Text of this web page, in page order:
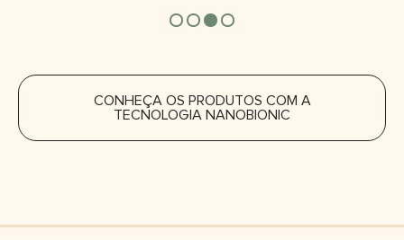
CONHEÇA OS PRODUTOS COM A
TECNOLOGIA NANOBIONIC